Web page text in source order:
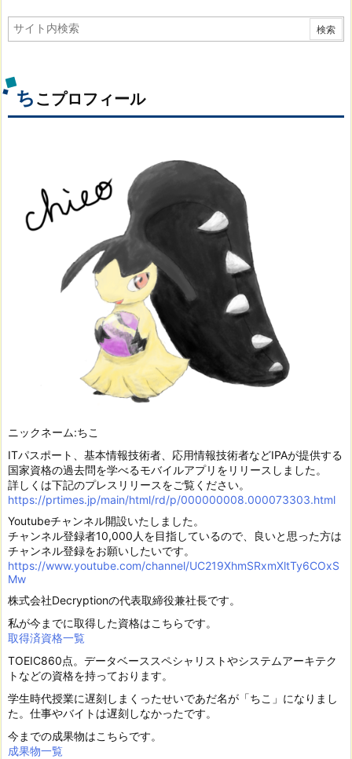
ち こプロフィール
ニックネーム:ちこ
ITパスポート、基本情報技術者、応用情報技術者などIPAが提供する
国家資格の過去問を学べるモバイルアプリをリリースしました。
詳しくは下記のプレスリリースをご覧ください。
https://prtimes.jp/main/html/rd/p/000000008.000073303.html
Youtubeチャンネル開設いたしました。
チャンネル登録者10,000人を目指しているので、良いと思った方は
チャンネル登録をお願いしたいです。
https://www.youtube.com/channel/UC219XhmSRxmXltTy6COxS
Mw
株式会社Decryptionの代表取締役兼社長です。
私が今までに取得した資格はこちらです。
取得済資格一覧
TOEIC860点。データベーススペシャリストやシステムアーキテク
トなどの資格を持っております。
学生時代授業に遅刻しまくったせいであだ名が「ちこ」になりまし
た。仕事やバイトは遅刻しなかったです。
今までの成果物はこちらです。
成果物一覧